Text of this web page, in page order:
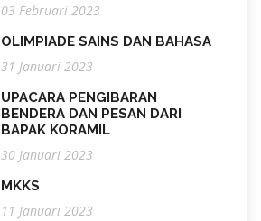
03 Februari 2023
OLIMPIADE SAINS DAN BAHASA
31 Januari 2023
UPACARA PENGIBARAN
BENDERA DAN PESAN DARI
BAPAK KORAMIL
30 Januari 2023
MKKS
11 Januari 2023